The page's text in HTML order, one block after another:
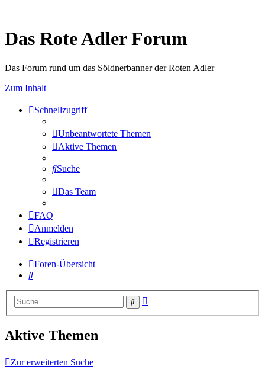
Das Rote Adler Forum
Das Forum rund um das Söldnerbanner der Roten Adler
Zum Inhalt
Schnellzugriff
Unbeantwortete Themen
Aktive Themen
Suche
Das Team
FAQ
Anmelden
Registrieren
Foren-Übersicht
Suche
Suche
Aktive Themen
Zur erweiterten Suche